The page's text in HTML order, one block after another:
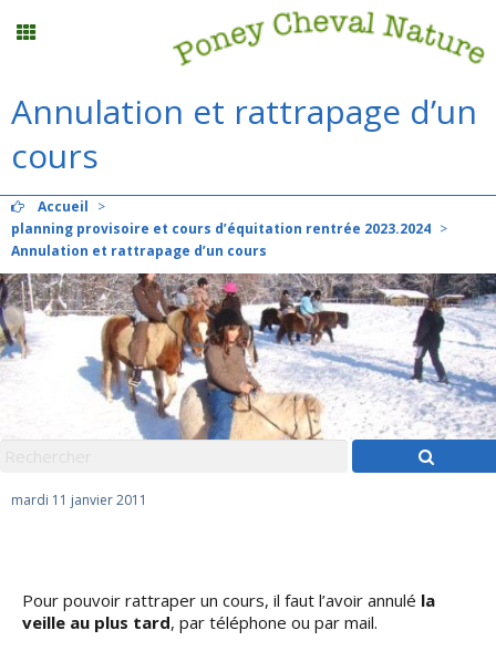
Stages vacances
Menu
Mon compte
Panier
Annulation et rattrapage d’un
cours
Accueil >
planning provisoire et cours d’équitation rentrée 2023.2024 >
Annulation et rattrapage d’un cours
mardi 11 janvier 2011
Pour pouvoir rattraper un cours, il faut l’avoir annulé la
veille au plus tard, par téléphone ou par mail.